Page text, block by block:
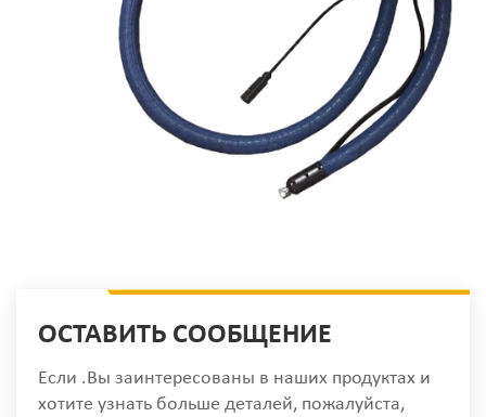
ОСТАВИТЬ СООБЩЕНИЕ
Если .Вы заинтересованы в наших продуктах и
хотите узнать больше деталей, пожалуйста,